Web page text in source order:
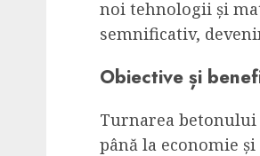
noi tehnologii și
semnificativ,
Obiective și
Turnarea
până la economie